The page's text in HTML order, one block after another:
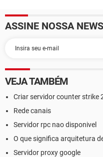
ASSINE NOSSA
VEJA TAMBÉM
Criar servidor counter strike
Rede canais
Servidor rpc nao disponivel
O que significa arquitetura
Servidor proxy google